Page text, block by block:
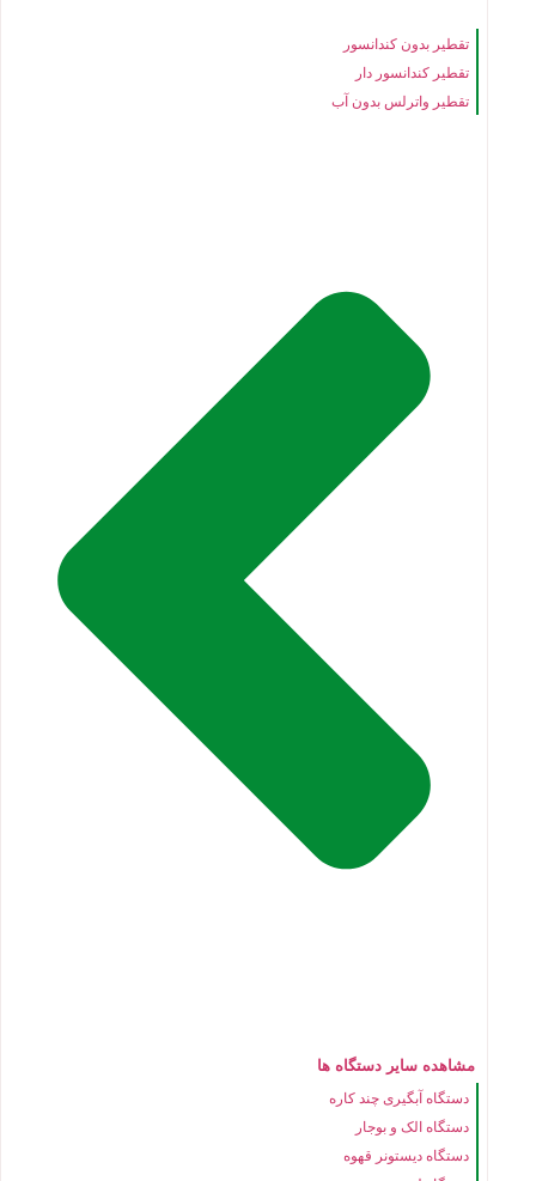
تقطیر بدون کندانسور
تقطیر کندانسور دار
تقطیر واترلس بدون آب
مشاهده سایر دستگاه ها
دستگاه آبگیری چند کاره
دستگاه الک و بوجار
دستگاه دیستونر قهوه